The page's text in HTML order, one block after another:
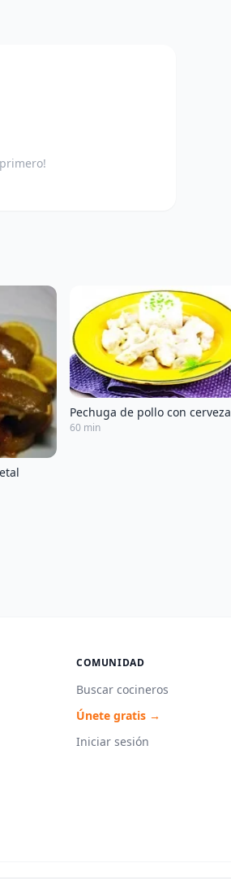
Pechuga de pollo con cerveza
60 min
COMUNIDAD
Buscar cocineros
Únete gratis →
Iniciar sesión